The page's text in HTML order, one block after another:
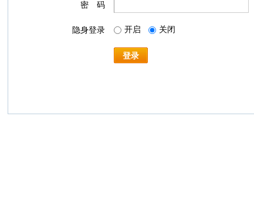
密 码
隐身登录 开启 关闭
登录